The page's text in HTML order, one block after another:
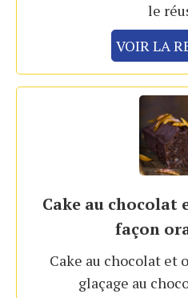
le
VOIR LA
Cake au chocolat
façon
Cake au chocolat et
glaçage au